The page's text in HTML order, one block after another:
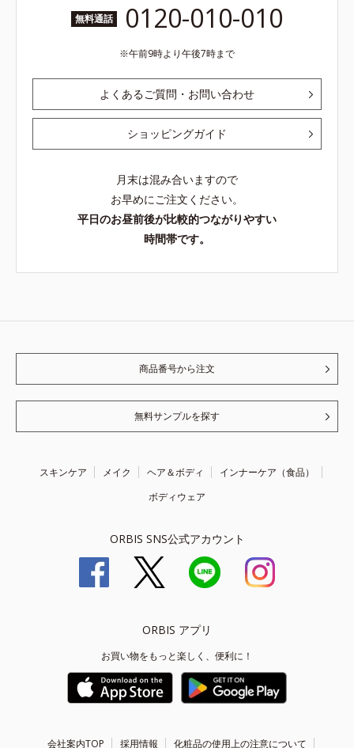
無料通話 0120-010-010
午前9時より午後7時まで
よくあるご質問・お問い合わせ
ショッピングガイド
月末は混み合いますので
お早めにご注文ください。
平日のお昼前後が比較的つながりやすい
時間帯です。
商品番号から注文
無料サンプルを探す
スキンケア メイク ヘア＆ボディ
インナーケア（食品）
ボディウェア
ORBIS SNS公式アカウント
ORBIS アプリ
お買い物をもっと楽しく、便利に！
会社案内TOP 採用情報 化粧品の使用上の注意について